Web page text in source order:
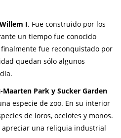
I. Fue construido por los
un tiempo fue conocido
fue reconquistado por
quedan sólo algunos
Maarten Park y Sucker Garden
especie de zoo. En su interior
de loros, ocelotes y monos.
apreciar una reliquia industrial